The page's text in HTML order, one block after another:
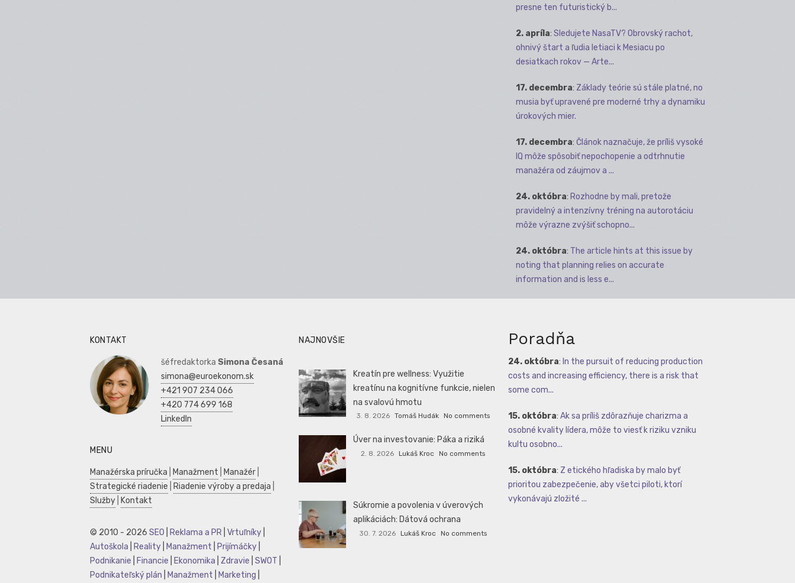
presne ten futuristický b...
2. apríla: Sledujete NasaTV? Obrovský rachot,
ohnivý štart a ľudia letiaci k Mesiacu po
desiatkach rokov — Arte...
17. decembra: Základy teórie sú stále platné, no
musia byť upravené pre moderné trhy a dynamiku
úrokových mier.
17. decembra: Článok naznačuje, že príliš vysoké
IQ môže spôsobiť nepochopenie a odtrhnutie
manažéra od záujmov a ...
24. októbra: Rozhodne by mali, pretože
pravidelný a intenzívny tréning na autorotáciu
môže výrazne zvýšiť schopno...
24. októbra: The article hints at this issue by
noting that planning relies on accurate
information and is less e...
KONTAKT
šéfredaktorka Simona Česaná
simona@euroekonom.sk
+421 907 234 066
+420 774 699 168
LinkedIn
MENU
Manažérska príručka Manažment Manažér
Strategické riadenie
Riadenie výroby a predaja
Služby
Kontakt
© 2010 - 2026 SEO Reklama a PR Vrtuľníky
Autoškola
Reality Manažment Prijímáčky
Podnikanie
Financie Ekonomika Zdravie SWOT
Podnikateľský plán
Manažment Marketing
NAJNOVŠIE
Kreatín pre wellness: Využitie
kreatínu na kognitívne funkcie, nielen
na svalovú hmotu
3. 8. 2026 Tomáš Hudák No comments
Úver na investovanie: Páka a riziká
2. 8. 2026 Lukáš Kroc No comments
Súkromie a povolenia v úverových
aplikáciách: Dátová ochrana
30. 7. 2026 Lukáš Kroc No comments
Poradňa
24. októbra: In the pursuit of reducing production
costs and increasing efficiency, there is a risk that
some com...
15. októbra: Ak sa príliš zdôrazňuje charizma a
osobné kvality lídera, môže to viesť k riziku vzniku
kultu osobno...
15. októbra: Z etického hľadiska by malo byť
prioritou zabezpečenie, aby všetci piloti, ktorí
vykonávajú zložité ...